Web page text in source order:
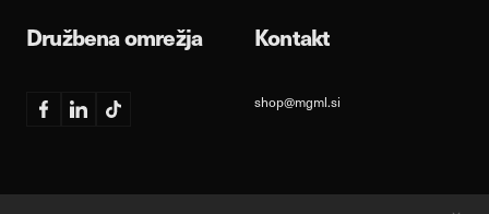
Družbena omrežja
Facebook
LinkedinTikTok
Kontakt
shop@mgml.si